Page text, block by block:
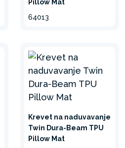
Pillow Mat
64013
Krevet na naduvavanje
Twin Dura-Beam TPU
Pillow Mat